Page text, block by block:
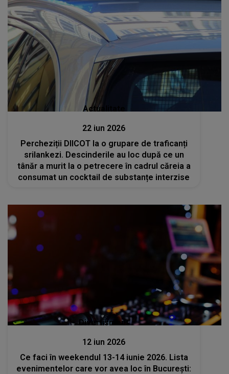
Actualitate
22 iun 2026
Percheziții DIICOT la o grupare de traficanți
srilankezi. Descinderile au loc după ce un
tânăr a murit la o petrecere în cadrul căreia a
consumat un cocktail de substanțe interzise
Divertisment
12 iun 2026
Ce faci în weekendul 13-14 iunie 2026. Lista
evenimentelor care vor avea loc în București: